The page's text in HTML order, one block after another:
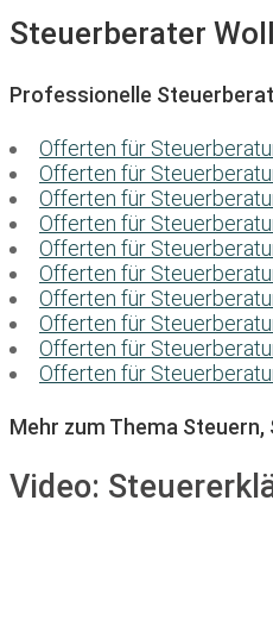
Steuerberater
Professionelle
Offerten für
Offerten für
Offerten für
Offerten für
Offerten für
Offerten für
Offerten für
Offerten für
Offerten für
Offerten für
Mehr zum Thema
Video: